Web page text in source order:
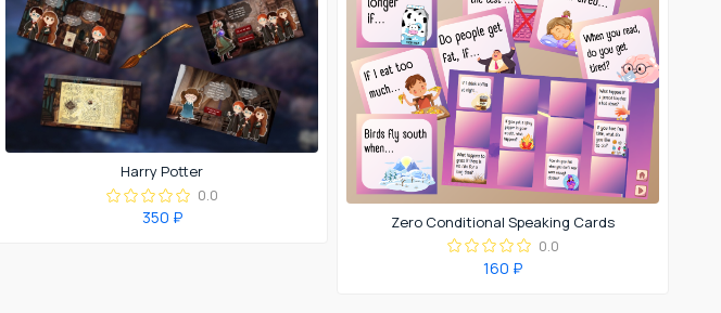
Harry Potter
0.0
350 ₽
Zero Conditional Speaking Cards
0.0
160 ₽